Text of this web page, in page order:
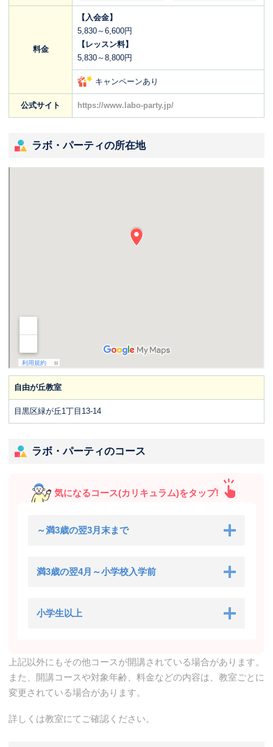
料金
【入会金】
5,830～6,600円
【レッスン料】
5,830～8,800円
キャンペーンあり
公式サイト https://www.labo-party.jp/
ラボ・パーティの所在地
自由が丘教室
目黒区緑が丘1丁目13-14
ラボ・パーティのコース
気になるコース(カリキュラム)をタップ!
～満3歳の翌3月末まで
満3歳の翌4月～小学校入学前
小学生以上
上記以外にもその他コースが開講されている場合があります。
また、開講コースや対象年齢、料金などの内容は、教室ごとに
変更されている場合があります。
詳しくは教室にてご確認ください。